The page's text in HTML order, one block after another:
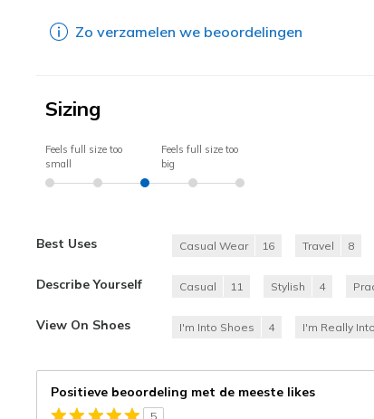
Zo verzamelen we beoordelingen
Sizing
Feels full size too
small
Feels full size too
big
Best Uses Casual Wear 16 Travel 8
Describe Yourself Casual 11 Stylish 4
View On Shoes I'm Into Shoes 4 I'm Really
Positieve beoordeling met de meeste likes
5